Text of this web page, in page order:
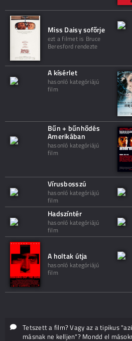
Miss Daisy sofőrje
ezt a filmet is Bruce
Beresford rendezte
A kísérlet
hasonló kategóriájú
film
Bűn + bűnhődés
Amerikában
hasonló kategóriájú
film
Vírusbosszú
hasonló kategóriájú
film
Hadszíntér
hasonló kategóriájú
film
A holtak útja
hasonló kategóriájú
film
Tetszett a film? Vagy az a tipikus
másnak ne kelljen"? Mondd el